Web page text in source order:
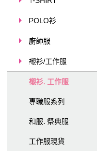
POLO衫
廚師服
襯衫/工作服
襯衫. 工作服
專職服系列
和服. 祭典服
工作服現貨